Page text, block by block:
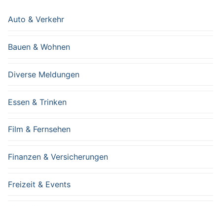
Auto & Verkehr
Bauen & Wohnen
Diverse Meldungen
Essen & Trinken
Film & Fernsehen
Finanzen & Versicherungen
Freizeit & Events